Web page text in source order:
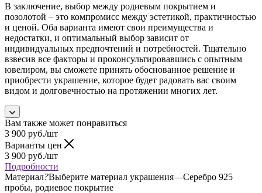
В заключение, выбор между родиевым покрытием и
позолотой – это компромисс между эстетикой, практичностью
и ценой. Оба варианта имеют свои преимущества и
недостатки, и оптимальный выбор зависит от
индивидуальных предпочтений и потребностей. Тщательно
взвесив все факторы и проконсультировавшись с опытным
ювелиром, вы сможете принять обоснованное решение и
приобрести украшение, которое будет радовать вас своим
видом и долговечностью на протяжении многих лет.
Вам также может понравиться
3 900 руб./шт
Варианты цен
3 900 руб./шт
Подробности
Материал?Выберите материал украшения—Серебро 925
пробы, родиевое покрытие